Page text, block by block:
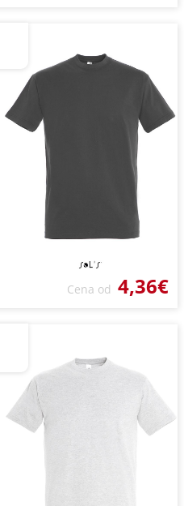
Cena od 4,36€